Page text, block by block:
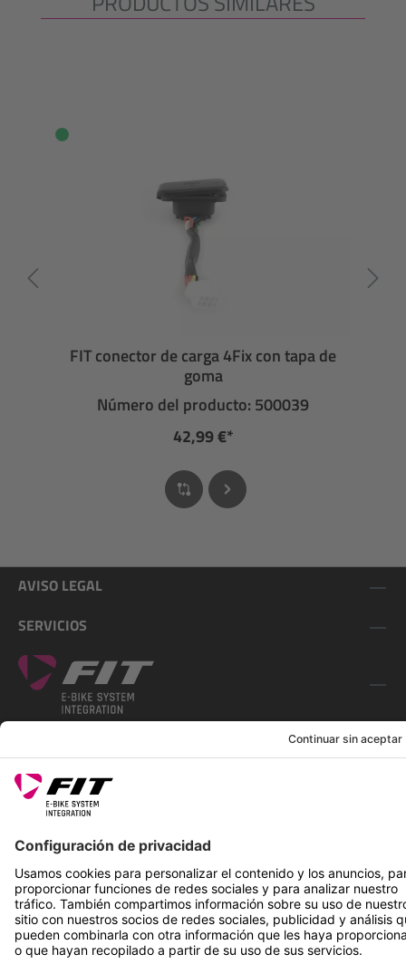
FIT conector de carga 4Fix con tapa de
goma
Número del producto: 500039
42,99 €*
AVISO LEGAL
SERVICIOS
SÍGUENOS EN
*Precio de venta recomendado incl. IVA más gastos de envío
Rotax Bike Technology AG © 2025